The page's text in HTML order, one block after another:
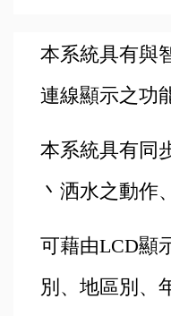
本系統具有與
連線顯示之功
本系統具有同
丶洒水之動作
可藉由LCD顯
別、地區別、